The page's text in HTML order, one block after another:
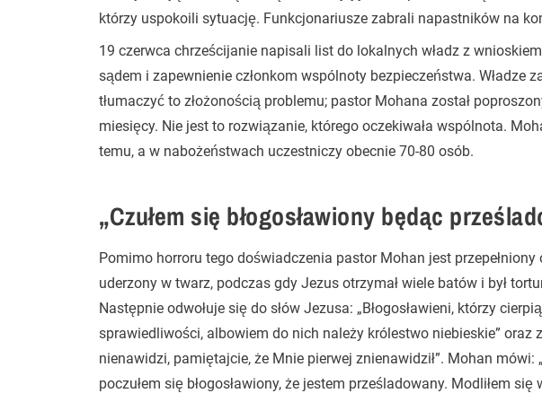
którzy uspokoili sytuację. Funkcjonariusze zabrali napastników na
19 czerwca chrześcijanie napisali list do lokalnych władz z
sądem i zapewnienie członkom wspólnoty bezpieczeństwa. Władze
tłumaczyć to złożonością problemu; pastor Mohana został
miesięcy. Nie jest to rozwiązanie, którego oczekiwała wspólnota.
temu, a w nabożeństwach uczestniczy obecnie 70-80 osób.
„Czułem się błogosławiony będąc
Pomimo horroru tego doświadczenia pastor Mohan jest przepełniony
uderzony w twarz, podczas gdy Jezus otrzymał wiele batów i był
Następnie odwołuje się do słów Jezusa: „Błogosławieni, którzy
sprawiedliwości, albowiem do nich należy królestwo niebieskie” oraz
nienawidzi, pamiętajcie, że Mnie pierwej znienawidził”. Mohan mówi:
poczułem się błogosławiony, że jestem prześladowany. Modliłem